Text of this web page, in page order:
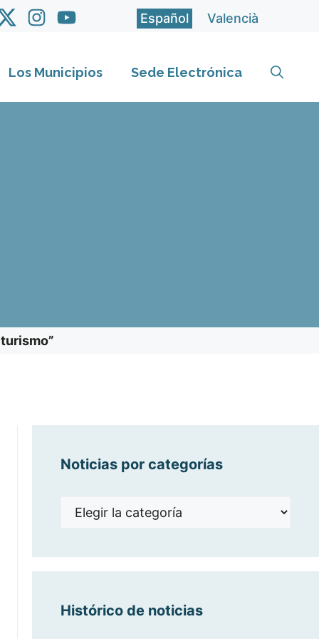
Español Valencià
Los Municipios Sede Electrónica
Noticias por categorías
Noticias
Histórico de noticias